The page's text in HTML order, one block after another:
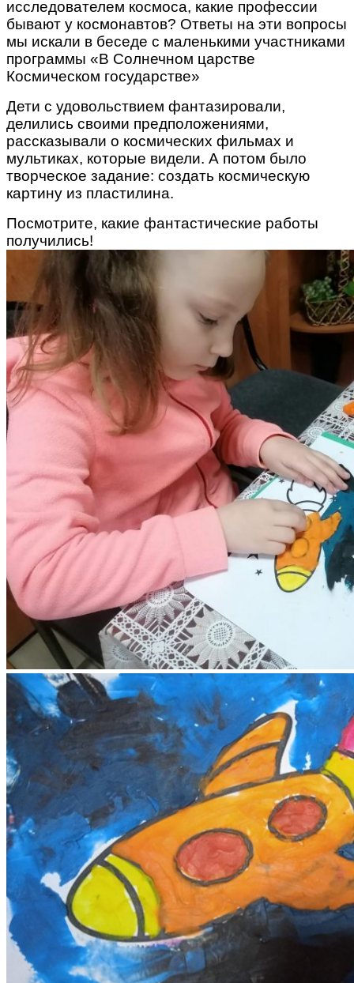
исследователем космоса, какие профессии
бывают у космонавтов? Ответы на эти вопросы
мы искали в беседе с маленькими участниками
программы «В Солнечном царстве
Космическом государстве»
Дети с удовольствием фантазировали,
делились своими предположениями,
рассказывали о космических фильмах и
мультиках, которые видели. А потом было
творческое задание: создать космическую
картину из пластилина.
Посмотрите, какие фантастические работы
получились!